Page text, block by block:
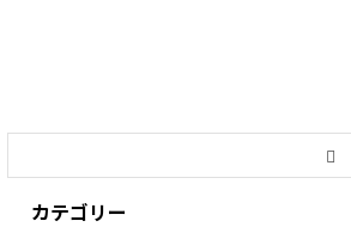
カテゴリー